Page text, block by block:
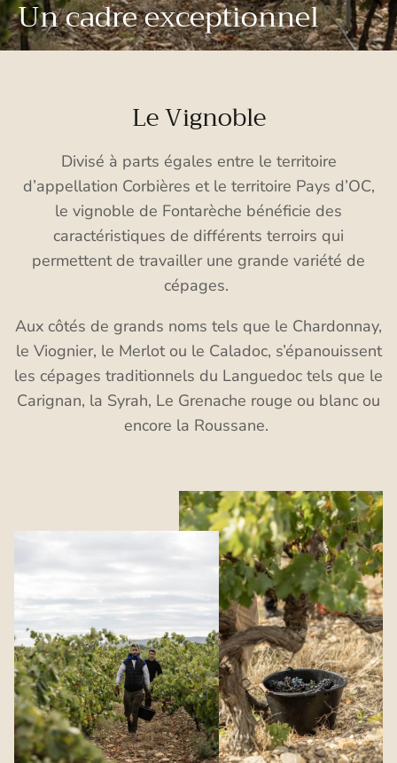
Un cadre exceptionnel
Le Vignoble
Divisé à parts égales entre le territoire
d’appellation Corbières et le territoire Pays d’OC,
le vignoble de Fontarèche bénéficie des
caractéristiques de différents terroirs qui
permettent de travailler une grande variété de
cépages.
Aux côtés de grands noms tels que le Chardonnay,
le Viognier, le Merlot ou le Caladoc, s’épanouissent
les cépages traditionnels du Languedoc tels que le
Carignan, la Syrah, Le Grenache rouge ou blanc ou
encore la Roussane.